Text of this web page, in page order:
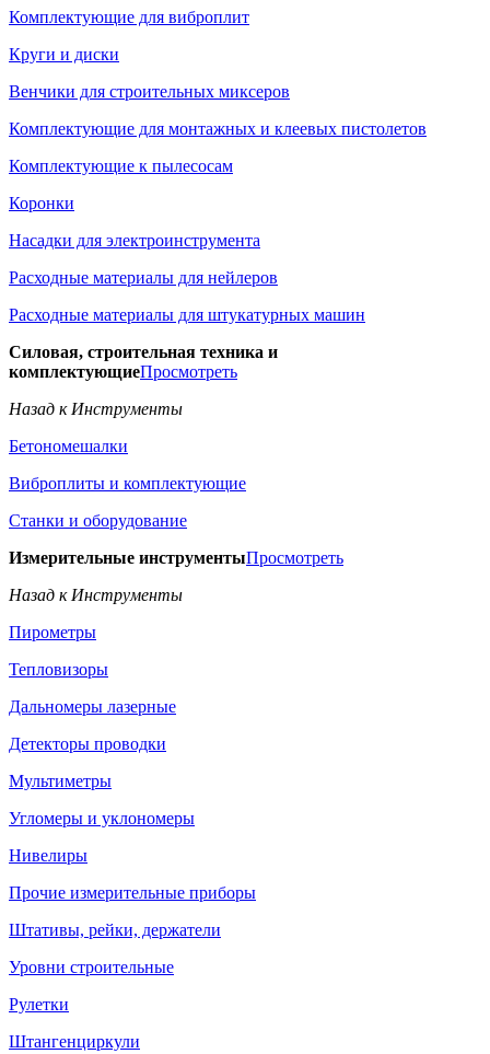
Комплектующие для виброплит
Круги и диски
Венчики для строительных миксеров
Комплектующие для монтажных и клеевых пистолетов
Комплектующие к пылесосам
Коронки
Насадки для электроинструмента
Расходные материалы для нейлеров
Расходные материалы для штукатурных машин
Силовая, строительная техника и
комплектующиеПросмотреть
Назад к Инструменты
Бетономешалки
Виброплиты и комплектующие
Станки и оборудование
Измерительные инструментыПросмотреть
Назад к Инструменты
Пирометры
Тепловизоры
Дальномеры лазерные
Детекторы проводки
Мультиметры
Угломеры и уклономеры
Нивелиры
Прочие измерительные приборы
Штативы, рейки, держатели
Уровни строительные
Рулетки
Штангенциркули